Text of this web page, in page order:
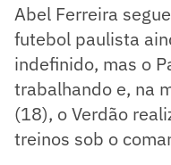
Abel Ferreira
futebol paulista
indefinido, mas o
trabalhando e, na
(18), o Verdão
treinos sob o